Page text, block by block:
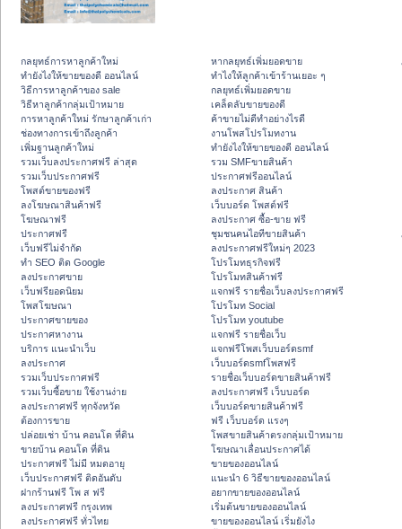
กลยุทธ์การหาลูกค้าใหม่
ทํายังไงให้ขายของดี ออนไลน์
วิธีการหาลูกค้าของ sale
วิธีหาลูกค้ากลุ่มเป้าหมาย
การหาลูกค้าใหม่ รักษาลูกค้าเก่า
ช่องทางการเข้าถึงลูกค้า
เพิ่มฐานลูกค้าใหม่
รวมเว็บลงประกาศฟรี ล่าสุด
รวมเว็บประกาศฟรี
โพสต์ขายของฟรี
ลงโฆษณาสินค้าฟรี
โฆษณาฟรี
ประกาศฟรี
เว็บฟรีไม่จำกัด
ทำ SEO ติด Google
ลงประกาศขาย
เว็บฟรียอดนิยม
โพสโฆษณา
ประกาศขายของ
ประกาศหางาน
บริการ แนะนำเว็บ
ลงประกาศ
รวมเว็บประกาศฟรี
รวมเว็บซื้อขาย ใช้งานง่าย
ลงประกาศฟรี ทุกจังหวัด
ต้องการขาย
ปล่อยเช่า บ้าน คอนโด ที่ดิน
ขายบ้าน คอนโด ที่ดิน
ประกาศฟรี ไม่มี หมดอายุ
เว็บประกาศฟรี ติดอันดับ
ฝากร้านฟรี โพ ส ฟรี
ลงประกาศฟรี กรุงเทพ
ลงประกาศฟรี ทั่วไทย
หากลยุทธ์เพิ่มยอดขาย
ทําไงให้ลูกค้าเข้าร้านเยอะ ๆ
กลยุทธ์เพิ่มยอดขาย
เคล็ดลับขายของดี
ค้าขายไม่ดีทำอย่างไรดี
งานโพสโปรโมทงาน
ทํายังไงให้ขายของดี ออนไลน์
รวม SMFขายสินค้า
ประกาศฟรีออนไลน์
ลงประกาศ สินค้า
เว็บบอร์ด โพสต์ฟรี
ลงประกาศ ซื้อ-ขาย ฟรี
ชุมชนคนไอทีขายสินค้า
ลงประกาศฟรีใหม่ๆ 2023
โปรโมทธุรกิจฟรี
โปรโมทสินค้าฟรี
แจกฟรี รายชื่อเว็บลงประกาศฟรี
โปรโมท Social
โปรโมท youtube
แจกฟรี รายชื่อเว็บ
แจกฟรีโพสเว็บบอร์ดsmf
เว็บบอร์ดsmfโพสฟรี
รายชื่อเว็บบอร์ดขายสินค้าฟรี
ลงประกาศฟรี เว็บบอร์ด
เว็บบอร์ดขายสินค้าฟรี
ฟรี เว็บบอร์ด แรงๆ
โพสขายสินค้าตรงกลุ่มเป้าหมาย
โฆษณาเลื่อนประกาศได้
ขายของออนไลน์
แนะนำ 6 วิธีขายของออนไลน์
อยากขายของออนไลน์
เริ่มต้นขายของออนไลน์
ขายของออนไลน์ เริ่มยังไง